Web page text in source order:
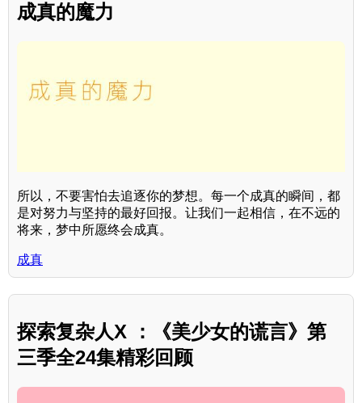
成真的魔力
所以，不要害怕去追逐你的梦想。每一个成真的瞬间，都
是对努力与坚持的最好回报。让我们一起相信，在不远的
将来，梦中所愿终会成真。
成真
探索复杂人X ：《美少女的谎言》第
三季全24集精彩回顾